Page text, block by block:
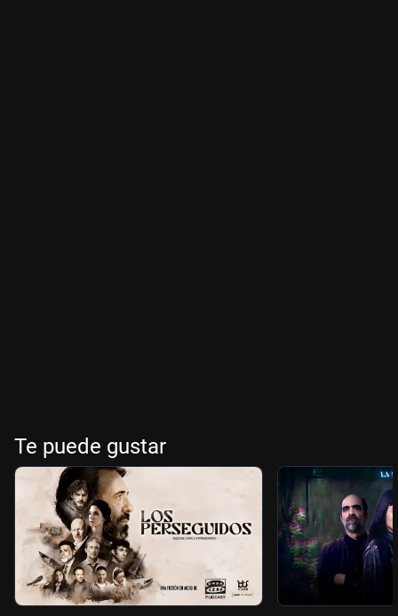
Te puede gustar